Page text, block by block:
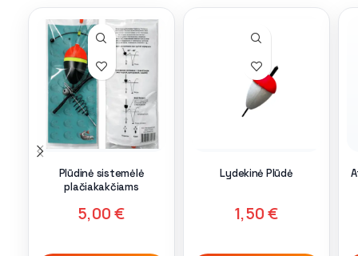
Plūdinė sistemėlė
plačiakakčiams
5,00€
Lydekinė Plūdė
1,50€